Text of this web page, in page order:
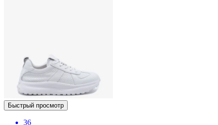
Быстрый просмотр
36